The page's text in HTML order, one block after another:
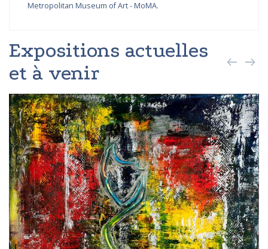
Metropolitan Museum of Art - MoMA.
Expositions actuelles
et à venir